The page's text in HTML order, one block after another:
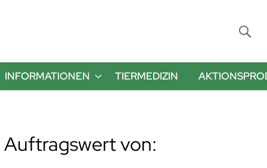
INFORMATIONEN TIERMEDIZIN
von: